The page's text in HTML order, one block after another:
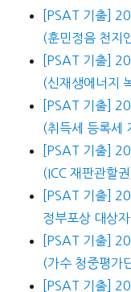
[PSAT 기출]
(훈민정음 천지
[PSAT 기출]
(신재생에너지
[PSAT 기출]
(취득세 등록세
[PSAT 기출]
(ICC 재판관할
[PSAT 기출]
정부포상 대상
[PSAT 기출]
(가수 청중평가
[PSAT 기출]